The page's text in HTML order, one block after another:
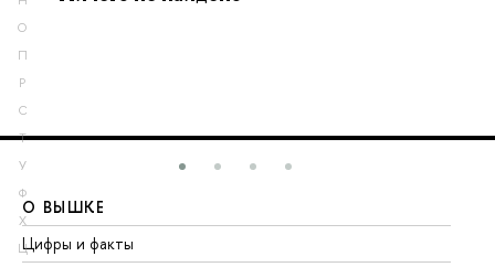
О
П
Р
С
Т
У
Ф
Х
Ц
О ВЫШКЕ
Цифры и факты